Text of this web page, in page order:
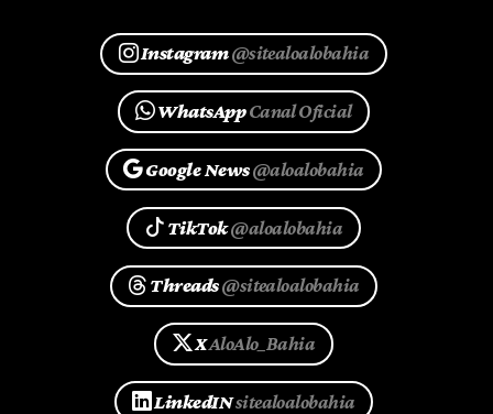
Instagram@sitealoalobahia
WhatsAppCanal Oficial
Google News@aloalobahia
TikTok@aloalobahia
Threads@sitealoalobahia
XAloAlo_Bahia
LinkedINsitealoalobahia